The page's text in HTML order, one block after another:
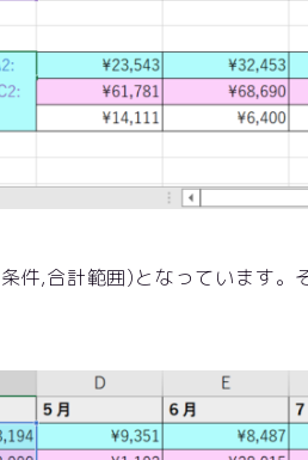
件,合計範囲)となっています。